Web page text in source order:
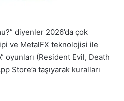
diyenler 2026’da çok
ve MetalFX teknolojisi ile
oyunları (Resident Evil, Death
Store’a taşıyarak kuralları